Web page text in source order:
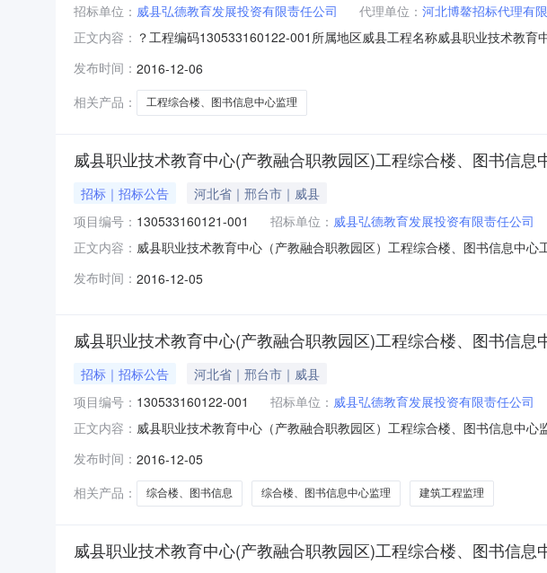
招标单位： 威县弘德教育发展投资有限责任公司 代理单位： 河北博鳌招标代理有
正文内容： ？工程编码130533160122-001所属地区威县工程名称威县职业技术教
代理有限公司投标资质要求暂无详细资质要求，请以内容为准。资格审
管部门核发的建筑工程监
发布时间： 2016-12-06
相关产品：
工程综合楼、图书信息中心监理
威县职业技术教育中心(产教融合职教园区)工程综合楼、图书信息
招标｜招标公告
河北省｜邢台市｜威县
项目编号： 130533160121-001 招标单位： 威县弘德教育发展投资有限责任公司
正文内容： 威县职业技术教育中心（产教融合职教园区）工程综合楼、图书信息中
业：;建筑工程;招标公告详细情况工程编码130533160121-001所属地区
发布时间： 2016-12-05
威县职业技术教育中心(产教融合职教园区)工程综合楼、图书信息
招标｜招标公告
河北省｜邢台市｜威县
项目编号： 130533160122-001 招标单位： 威县弘德教育发展投资有限责任公司
正文内容： 威县职业技术教育中心（产教融合职教园区）工程综合楼、图书信息中
招标公告详细情况工程编码130533160122-001所属地区威县工程名称威
发布时间： 2016-12-05
相关产品：
综合楼、图书信息 综合楼、图书信息中心监理 建筑工程监理
威县职业技术教育中心(产教融合职教园区)工程综合楼、图书信息